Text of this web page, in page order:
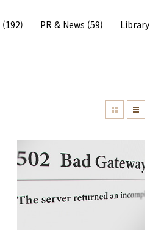
(192) PR & News (59) Library